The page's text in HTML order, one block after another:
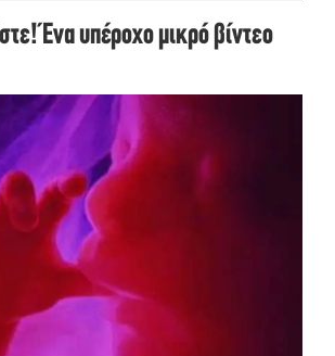
Ένα υπέροχο μικρό βίντεο